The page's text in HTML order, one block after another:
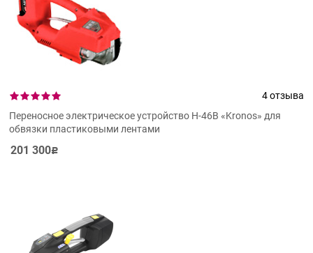
4 отзыва
Переносное электрическое устройство H-46B «Kronos» для
обвязки пластиковыми лентами
201 300Р